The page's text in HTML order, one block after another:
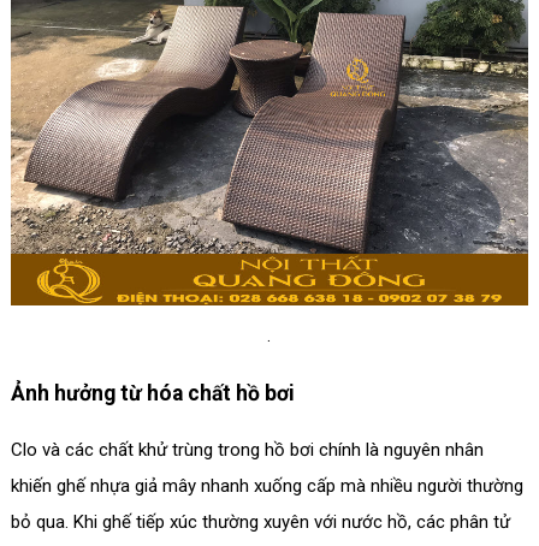
.
Ảnh hưởng từ hóa chất hồ bơi
Clo và các chất khử trùng trong hồ bơi chính là nguyên nhân
khiến ghế nhựa giả mây nhanh xuống cấp mà nhiều người thường
bỏ qua. Khi ghế tiếp xúc thường xuyên với nước hồ, các phân tử